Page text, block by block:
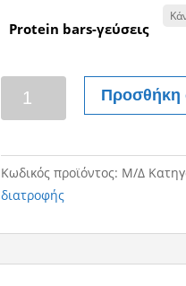
Protein bars-γεύσεις
bars
ποσότητα
Προσθήκη
Κωδικός προϊόντος: Μ/Δ
διατροφής